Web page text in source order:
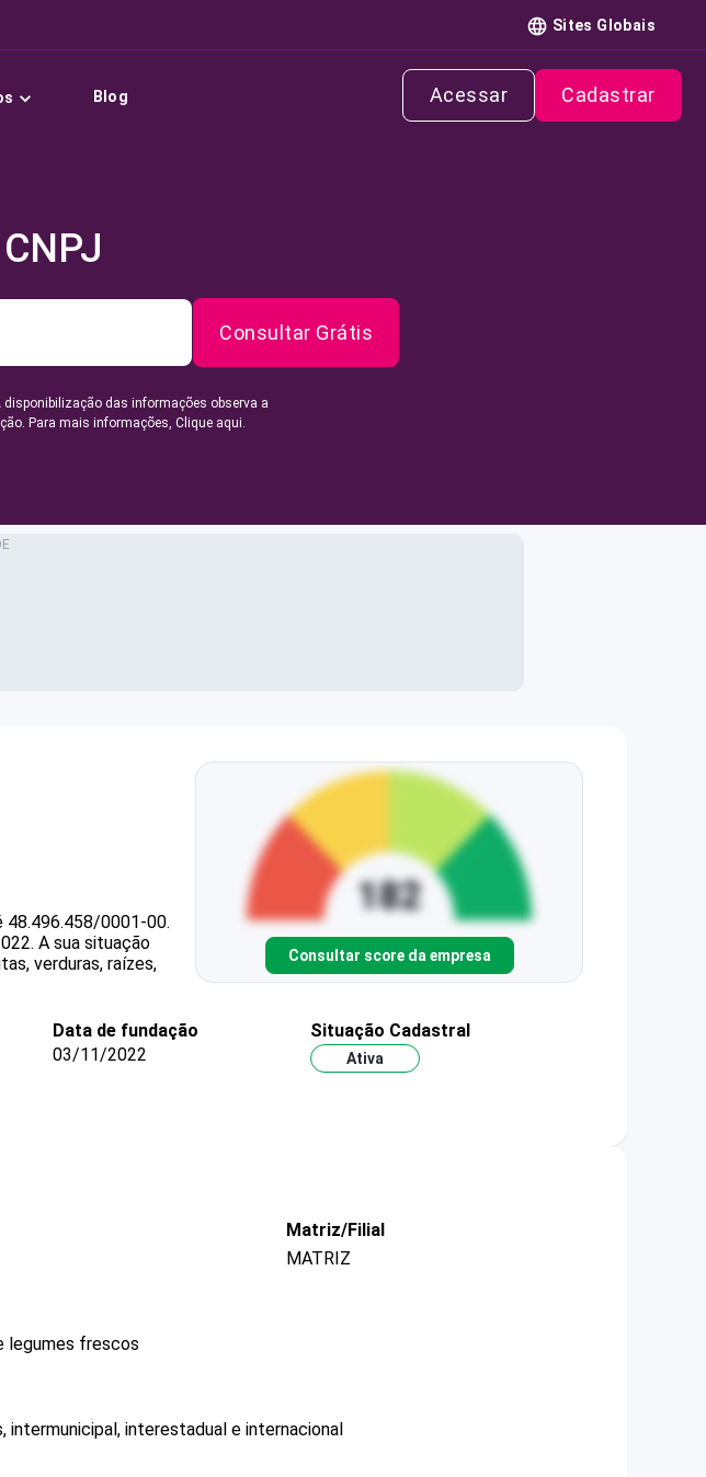
Sites Globais
Blog Acessar Cadastrar
Consultar Grátis
das informações observa a
Para mais informações, Clique aqui.
48.496.458/0001-00.
A sua situação
verduras, raízes,
Consultar score da empresa
Data de fundação
03/11/2022
Situação Cadastral
Ativa
Matriz/Filial
MATRIZ
legumes frescos
interestadual e internacional